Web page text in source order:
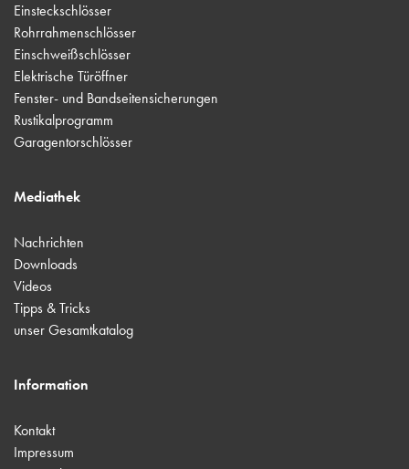
Einsteckschlösser
Rohrrahmenschlösser
Einschweißschlösser
Elektrische Türöffner
Fenster- und Bandseitensicherungen
Rustikalprogramm
Garagentorschlösser
Mediathek
Nachrichten
Downloads
Videos
Tipps & Tricks
unser Gesamtkatalog
Information
Kontakt
Impressum